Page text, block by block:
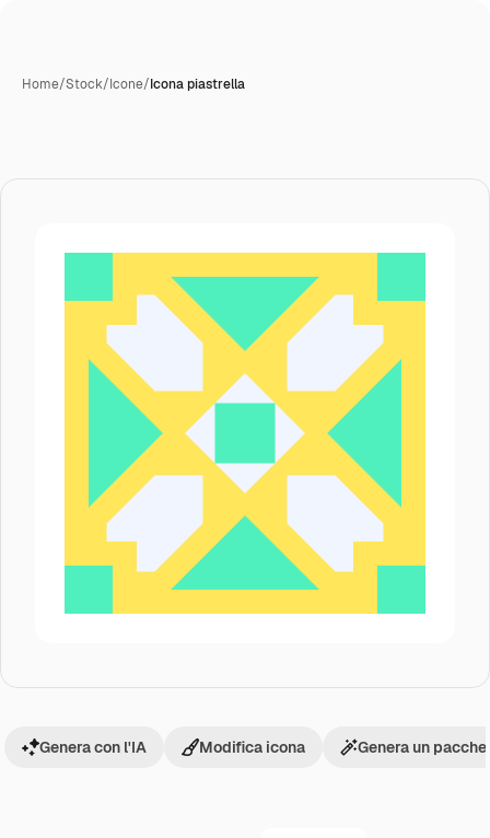
Home/Stock/Icone/Icona piastrella
Genera con l'IA Modifica icona Genera un